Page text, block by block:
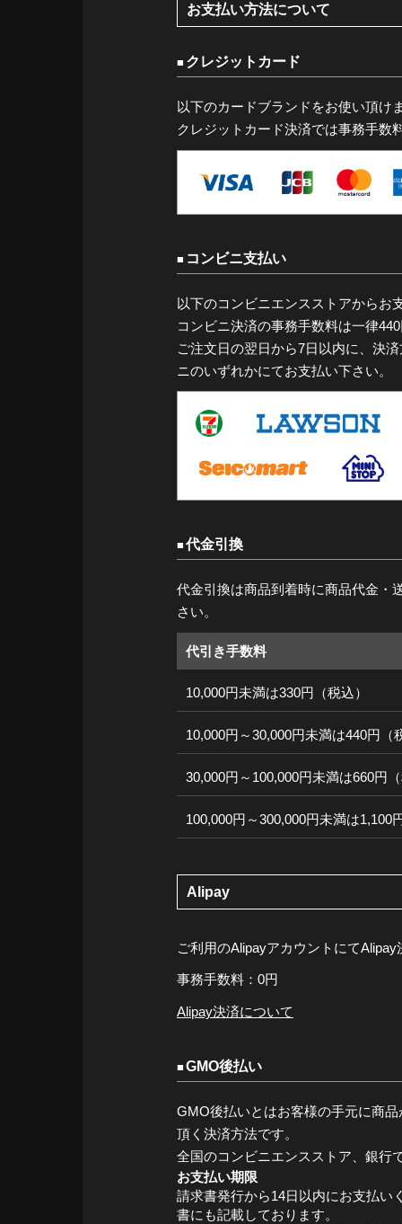
お支払い方法について
クレジットカード
以下のカードブランドをお使い頂け
クレジットカード決済では事務手数
コンビニ支払い
以下のコンビニエンスストアからお
コンビニ決済の事務手数料は一律
ご注文日の翌日から7日以内に、決
ニのいずれかにてお支払い下さい。
代金引換
代金引換は商品到着時に商品代金・
さい。
代引き手数料
10,000円未満は330円（税込）
10,000円～30,000円未満は440円（
30,000円～100,000円未満は660円
100,000円～300,000円未満は1,100
Alipay
ご利用のAlipayアカウントにて
事務手数料：0円
Alipay決済について
GMO後払い
GMO後払いとはお客様の手元に商
頂く決済方法です。
全国のコンビニエンスストア、銀行
お支払い期限
請求書発行から14日以内にお支払い
書にも記載しております。